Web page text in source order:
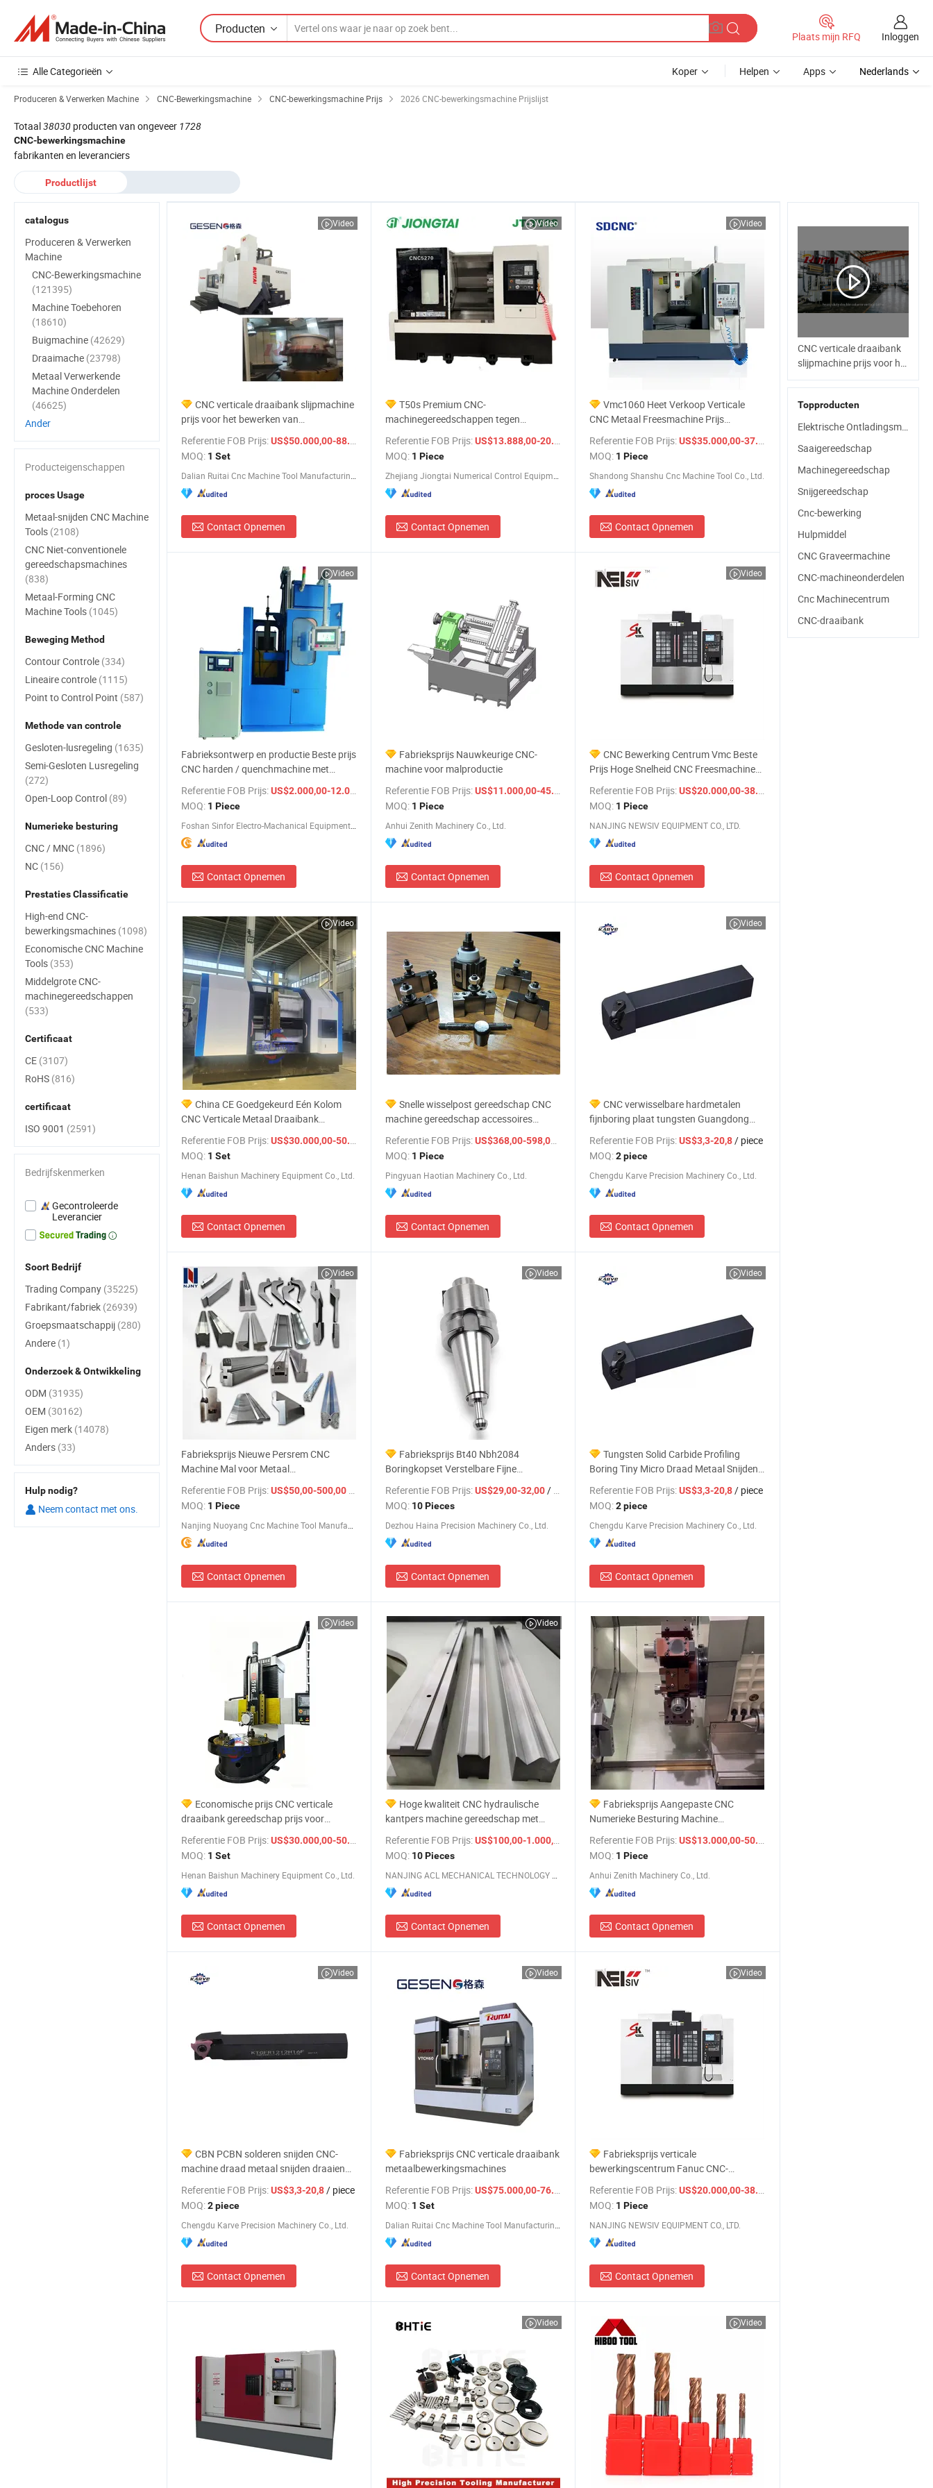
Producten
Plaats mijn RFQ Inloggen
Alle Categorieën Koper Helpen Apps Nederlands
Produceren & Verwerken Machine CNC-Bewerkingsmachine CNC-bewerkingsmachine Prijs 2026 CNC-bewerkingsmachine Prijslijst
Totaal38030 producten van ongeveer 1728
CNC-bewerkingsmachine
fabrikanten en leveranciers
Productlijst
Video
CNC verticale draaibank slijpmachine
prijs voor het bewerken van
vlinderkleppen
Referentie FOB Prijs:US$50.000,00-88.000,00
/ Set
MOQ: 1 Set
Contact Opnemen
Video
T50s Premium CNC-
machinegereedschappen tegen
concurrerende prijzen
Referentie FOB Prijs:US$13.888,00-20.000,00
/ Piece
MOQ: 1 Piece
Contact Opnemen
Video
Vmc1060 Heet Verkoop Verticale
CNC Metaal Freesmachine Prijs
Numerieke Besturing Machine
Gereedschap
Referentie FOB Prijs:US$35.000,00-37.000,00
MOQ: 1 Piece
Shandong Shanshu Cnc Machine Tool Co., Ltd.
Contact Opnemen
Video
Fabrieksontwerp en productie Beste prijs
CNC harden / quenchmachine met
inductieverwarmingsapparatuur voor
hydraulische componenten en
pneumatische componenten
Referentie FOB Prijs:US$2.000,00-12.000,00
/ Piece
MOQ: 1 Piece
Contact Opnemen
Fabrieksprijs Nauwkeurige CNC-
machine voor malproductie
Referentie FOB Prijs:US$11.000,00-45.000,00
/ Piece
MOQ: 1 Piece
Anhui Zenith Machinery Co., Ltd.
Contact Opnemen
Video
CNC Bewerking Centrum Vmc Beste
Prijs Hoge Snelheid CNC Freesmachine
Gereedschap
Referentie FOB Prijs:US$20.000,00-38.000,00
MOQ: 1 Piece
NANJING NEWSIV EQUIPMENT CO., LTD.
Contact Opnemen
Video
China CE Goedgekeurd Eén Kolom
CNC Verticale Metaal Draaibank
Machine Tool Prijs
Referentie FOB Prijs:US$30.000,00-50.000,00
/ Set
MOQ: 1 Set
Henan Baishun Machinery Equipment Co., Ltd.
Contact Opnemen
Snelle wisselpost gereedschap CNC
machine gereedschap accessoires
fabrieksprijs
Referentie FOB Prijs:US$368,00-598,00 / Piece
MOQ: 1 Piece
Pingyuan Haotian Machinery Co., Ltd.
Contact Opnemen
Video
CNC verwisselbare hardmetalen
fijnboring plaat tungsten Guangdong
hardmetaal set hardmetaal gat draai
gereedschap voor draaibank prijs
Referentie FOB Prijs:US$3,3-20,8/ piece
MOQ:2 piece
Chengdu Karve Precision Machinery Co., Ltd.
Contact Opnemen
Video
Fabrieksprijs Nieuwe Persrem CNC
Machine Mal voor Metaal
Buiggereedschappen
Referentie FOB Prijs:US$50,00-500,00
MOQ: 1 Piece
Contact Opnemen
Video
Fabrieksprijs Bt40 Nbh2084
Boringkopset Verstelbare Fijne
Boringkop Bt30 Bt40 Bt50 Boringtool
Nbh2084 Boringkop voor CNC-machine
Referentie FOB Prijs:US$29,00-32,00/ Piece
MOQ: 10 Pieces
Dezhou Haina Precision Machinery Co., Ltd.
Contact Opnemen
Video
Tungsten Solid Carbide Profiling
Boring Tiny Micro Draad Metaal Snijden
Snijgereedschap Draaigereedschap voor
Werken in Kleine Boren CNC Machine
Prijs
Referentie FOB Prijs:US$3,3-20,8/ piece
MOQ:2 piece
Chengdu Karve Precision Machinery Co., Ltd.
Contact Opnemen
Video
Economische prijs CNC verticale
draaibank gereedschap prijs voor
klepbewerking
Referentie FOB Prijs:US$30.000,00-50.000,00
/ Set
MOQ: 1 Set
Henan Baishun Machinery Equipment Co., Ltd.
Contact Opnemen
Video
Hoge kwaliteit CNC hydraulische
kantpers machine gereedschap met
fabrieksprijs
Referentie FOB Prijs:US$100,00-1.000,00
/ Piece
MOQ: 10 Pieces
Contact Opnemen
Fabrieksprijs Aangepaste CNC
Numerieke Besturing Machine
Gereedschap voor Mallenproductie
Referentie FOB Prijs:US$13.000,00-50.000,00
MOQ: 1 Piece
Anhui Zenith Machinery Co., Ltd.
Contact Opnemen
Video
CBN PCBN solderen snijden CNC-
machine draad metaal snijden draaien
inzetstukken PCD gereedschappen prijs
Referentie FOB Prijs:US$3,3-20,8/ piece
MOQ:2 piece
Chengdu Karve Precision Machinery Co., Ltd.
Contact Opnemen
Video
Fabrieksprijs CNC verticale draaibank
metaalbewerkingsmachines
Referentie FOB Prijs:US$75.000,00-76.000,00
/ Set
MOQ: 1 Set
Contact Opnemen
Video
Fabrieksprijs verticale
bewerkingscentrum Fanuc CNC-
besturing metaalbewerkingsmachines
Referentie FOB Prijs:US$20.000,00-38.000,00
MOQ: 1 Piece
NANJING NEWSIV EQUIPMENT CO., LTD.
Contact Opnemen
Video Video
CNC verticale draaibank
slijpmachine prijs voor het
bewerken van
vlinderkleppen
Topproducten
Elektrische Ontladingsmachine
Saaigereedschap
Machinegereedschap
Snijgereedschap
Cnc-bewerking
Hulpmiddel
CNC Graveermachine
CNC-machineonderdelen
Cnc Machinecentrum
CNC-draaibank
catalogus
Produceren & Verwerken
Machine
CNC-Bewerkingsmachine
(121395)
Machine Toebehoren
(18610)
Buigmachine (42629)
Draaimache (23798)
Metaal Verwerkende
Machine Onderdelen
(46625)
Ander
Producteigenschappen
proces Usage
Metaal-snijden CNC Machine
Tools (2108)
CNC Niet-conventionele
gereedschapsmachines
(838)
Metaal-Forming CNC
Machine Tools (1045)
Beweging Method
Contour Controle (334)
Lineaire controle (1115)
Point to Control Point (587)
Methode van controle
Gesloten-lusregeling (1635)
Semi-Gesloten Lusregeling
(272)
Open-Loop Control (89)
Numerieke besturing
CNC / MNC (1896)
NC (156)
Prestaties Classificatie
High-end CNC-
bewerkingsmachines (1098)
Economische CNC Machine
Tools (353)
Middelgrote CNC-
machinegereedschappen
(533)
Certificaat
CE (3107)
RoHS (816)
certificaat
ISO 9001 (2591)
Bedrijfskenmerken
Gecontroleerde
Leverancier
Soort Bedrijf
Trading Company (35225)
Fabrikant/fabriek (26939)
Groepsmaatschappij (280)
Andere (1)
Onderzoek & Ontwikkeling
ODM (31935)
OEM (30162)
Eigen merk (14078)
Anders (33)
Hulp nodig?
Neem contact met ons.